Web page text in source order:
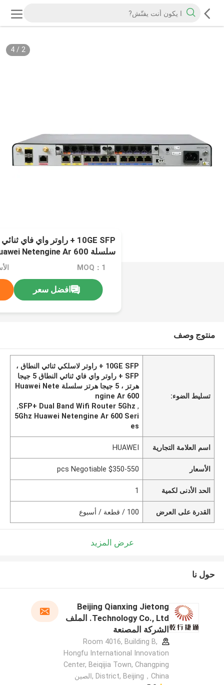
2
/
4
سلسلة Huawei Netengine Ar 600
MOQ：1
افضل سعر
منتوج وصف
تسليط الضوء:
10GE SFP + راوتر لاسلكي ثنائي النطاق ،
SFP + راوتر واي فاي ثنائي النطاق 5 جيجا
هرتز ، 5 جيجا هرتز سلسلة Huawei Nete
ngine Ar 600
,
SFP+ Dual Band Wifi Router 5Ghz
,
5Ghz Huawei Netengine Ar 600 Seri
es
اسم العلامة التجارية HUAWEI
الأسعار $350-550 pcs Negotiable
الحد الأدنى لكمية 1
القدرة على العرض 100 / قطعة / أسبوع
عرض المزيد
حول نا
Beijing Qianxing Jietong
Technology Co., Ltd. الملف
الشركة المصنعة
Room 4016, Building B,
Hongfu International Innovation
Center, Beiqijia Town, Changping
District, Beijing，China ,الصين